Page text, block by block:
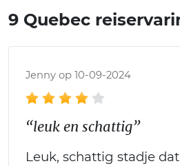
9 Quebec
Jenny op 10-09-2024
“leuk en schattig”
Leuk, schattig stadje